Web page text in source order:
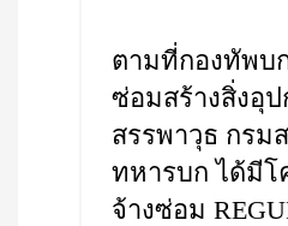
ตามที่กองทัพบ
ซ่อมสร้างสิ่งอุ
สรรพาวุธ กรม
ทหารบก ได้มีโ
จ้างซ่อม